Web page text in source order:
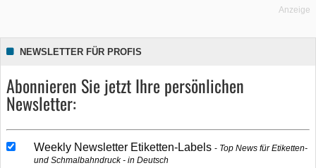
Anzeige
NEWSLETTER FÜR PROFIS
Abonnieren Sie jetzt Ihre persönlichen
Newsletter:
Weekly Newsletter Etiketten-Labels
Top News für Etiketten-
und Schmalbahndruck - in Deutsch